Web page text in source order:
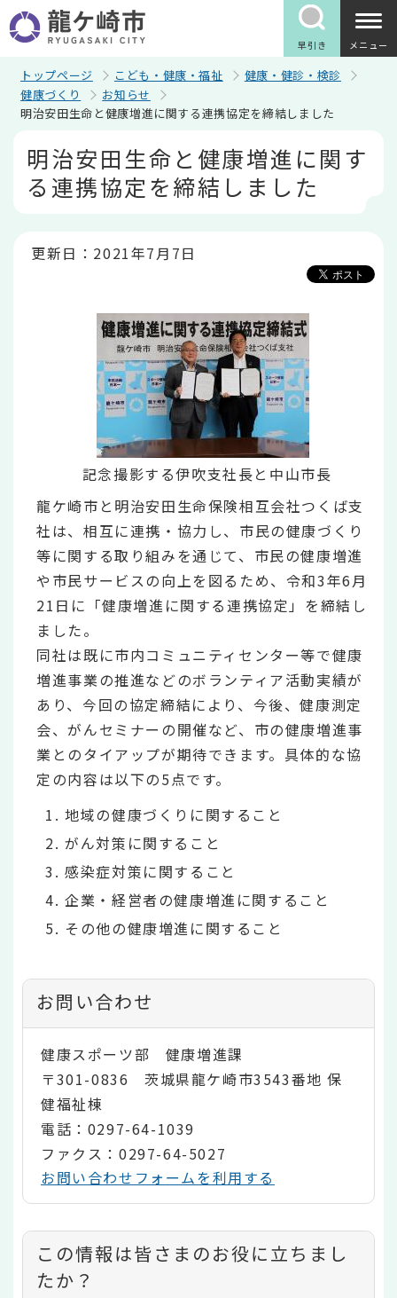
の
ペ
早引き メニュー
トップページ こども・健康・福祉
健康・健診・検診
健康づくり
お知らせ
明治安田生命と健康増進に関する連携協定を締結しました
明治安田生命と健康増進に関す
る連携協定を締結しました
更新日：2021年7月7日
記念撮影する伊吹支社長と中山市長
龍ケ崎市と明治安田生命保険相互会社つくば支
社は、相互に連携・協力し、市民の健康づくり
等に関する取り組みを通じて、市民の健康増進
や市民サービスの向上を図るため、令和3年6月
21日に「健康増進に関する連携協定」を締結し
ました。
同社は既に市内コミュニティセンター等で健康
増進事業の推進などのボランティア活動実績が
あり、今回の協定締結により、今後、健康測定
会、がんセミナーの開催など、市の健康増進事
業とのタイアップが期待できます。具体的な協
定の内容は以下の5点です。
地域の健康づくりに関すること
がん対策に関すること
感染症対策に関すること
企業・経営者の健康増進に関すること
その他の健康増進に関すること
お問い合わせ
健康スポーツ部 健康増進課
〒301-0836 茨城県龍ケ崎市3543番地 保
健福祉棟
電話：0297-64-1039
ファクス：0297-64-5027
お問い合わせフォームを利用する
コ
ン
この情報は皆さまのお役に立ちまし
たか？